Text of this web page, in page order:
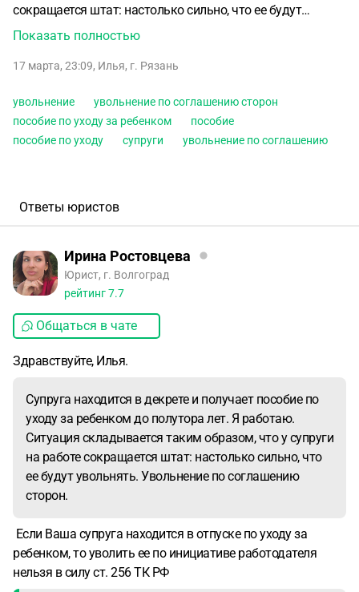
сокращается штат: настолько сильно, что ее будут
увольнять. Увольнение по соглашению сторон.
своего работодателя (на этот момент пособие
случае мне, как супругу, продолжить получать такое
пособие уже через моего работодателя? И что для этого
нужно, если да?
Если нет, какие еще есть варианты
Показать полностью
17 марта, 23:09, Илья, г. Рязань
увольнение
увольнение по соглашению сторон
пособие по уходу за ребенком
пособие
пособие по уходу
супруги увольнение по соглашению
Ответы юристов
Ирина Ростовцева
Юрист, г. Волгоград
рейтинг7.7
Общаться в чате
Здравствуйте, Илья.
Супруга находится в декрете и получает пособие по
уходу за ребенком до полутора лет. Я работаю.
Ситуация складывается таким образом, что у супруги
на работе сокращается штат: настолько сильно, что
ее будут увольнять. Увольнение по соглашению
сторон.
Если Ваша супруга находится в отпуске по уходу за
ребенком, то уволить ее по инициативе работодателя
нельзя в силу ст. 256 ТК РФ